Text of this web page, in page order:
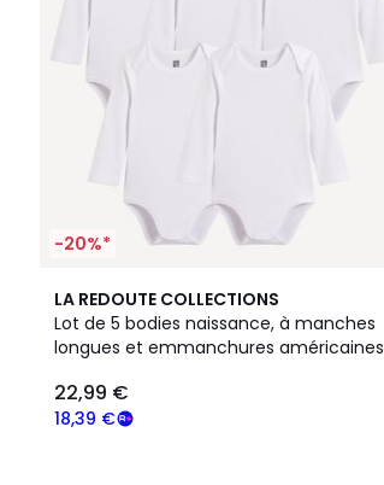
-20%*
LA REDOUTE COLLECTIONS
Lot de 5 bodies naissance, à manches
longues et emmanchures américaines
18,39 €
22,99 €